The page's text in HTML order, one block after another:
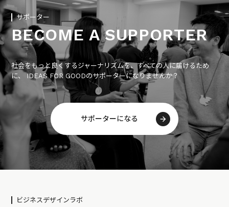
サポーター
BECOME A SUPPORTER
社会をもっと良くするジャーナリズムを、すべての人に届けるため
に、 IDEAS FOR GOODのサポーターになりませんか？
サポーターになる
ビジネスデザインラボ